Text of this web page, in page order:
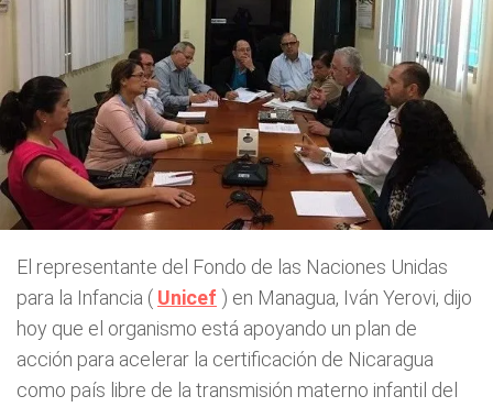
El representante del Fondo de las Naciones Unidas
para la Infancia ( Unicef ) en Managua, Iván Yerovi, dijo
hoy que el organismo está apoyando un plan de
acción para acelerar la certificación de Nicaragua
como país libre de la transmisión materno infantil del